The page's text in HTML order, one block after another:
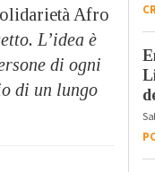
Afro
L’idea è
di ogni
di un lungo